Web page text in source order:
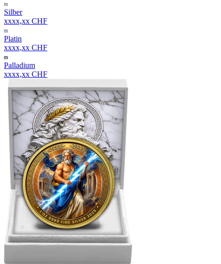
Silber
xxxx,xx CHF
Platin
xxxx,xx CHF
Palladium
xxxx,xx CHF